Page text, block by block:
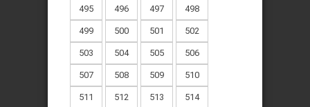
495 496 497 498
499 500 501 502
503 504 505 506
507 508 509 510
511 512 513 514